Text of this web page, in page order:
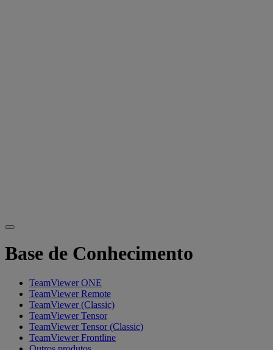
Base de Conhecimento
TeamViewer ONE
TeamViewer Remote
TeamViewer (Classic)
TeamViewer Tensor
TeamViewer Tensor (Classic)
TeamViewer Frontline